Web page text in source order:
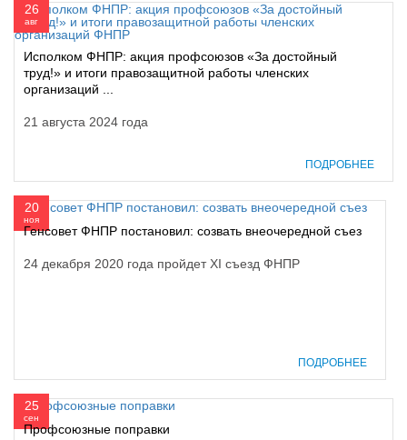
26
авг
Исполком ФНПР: акция профсоюзов «За достойный
труд!» и итоги правозащитной работы членских
организаций ...
21 августа 2024 года
ПОДРОБНЕЕ
20
ноя
Генсовет ФНПР постановил: созвать внеочередной съез
24 декабря 2020 года пройдет XI съезд ФНПР
ПОДРОБНЕЕ
25
сен
Профсоюзные поправки